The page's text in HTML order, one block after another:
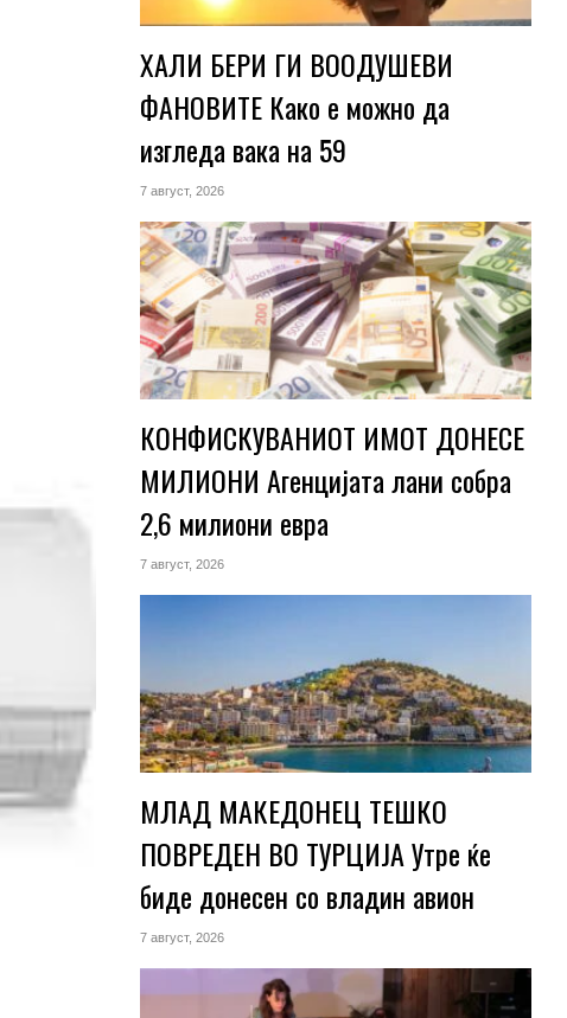
ХАЛИ БЕРИ ГИ ВООДУШЕВИ
ФАНОВИТЕ Како е можно да
изгледа вака на 59
7 август, 2026
КОНФИСКУВАНИОТ ИМОТ ДОНЕСЕ
МИЛИОНИ Агенцијата лани собра
2,6 милиони евра
7 август, 2026
МЛАД МАКЕДОНЕЦ ТЕШКО
ПОВРЕДЕН ВО ТУРЦИЈА Утре ќе
биде донесен со владин авион
7 август, 2026